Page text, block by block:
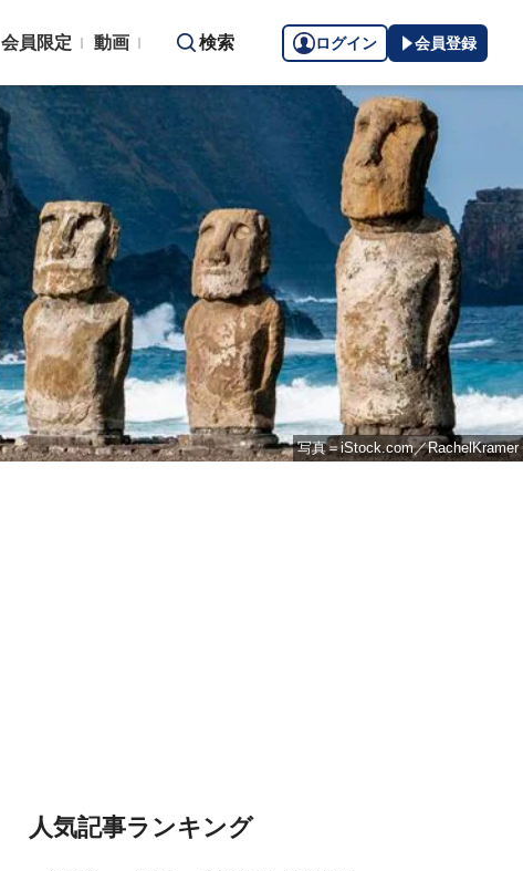
会員限定 動画 検索 ログイン 会員登録
写真＝iStock.com／RachelKramer
人気記事ランキング